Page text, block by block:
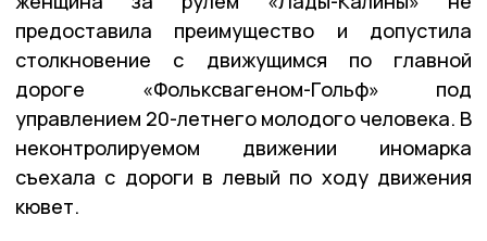
предоставила преимущество и допустила
столкновение с движущимся по главной
дороге «Фольксвагеном-Гольф» под
управлением 20-летнего молодого человека. В
неконтролируемом движении иномарка
съехала с дороги в левый по ходу движения
кювет.